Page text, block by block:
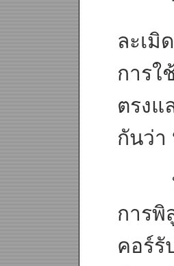
โด
ละเ
การใ
ตรงแ
กันว่า
ทั้งยั
การพิ
คอร์รั